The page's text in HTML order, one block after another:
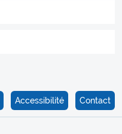
Contact
Accessibilité